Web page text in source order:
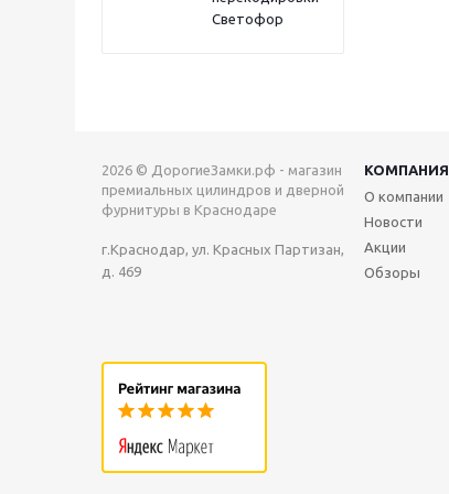
Светофор
2026 © ДорогиеЗамки.рф - магазин
премиальных цилиндров и дверной
фурнитуры в Краснодаре
г.Краснодар, ул. Красных Партизан,
д. 469
КОМПАНИЯ
О компании
Новости
Акции
Обзоры